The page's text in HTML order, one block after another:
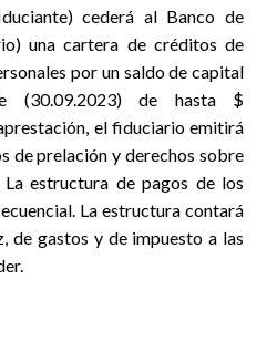
cederá al Banco de
una cartera de créditos de
por un saldo de capital
de hasta $
el fiduciario emitirá
de prelación y derechos sobre
estructura de pagos de los
La estructura contará
de gastos y de impuesto a las